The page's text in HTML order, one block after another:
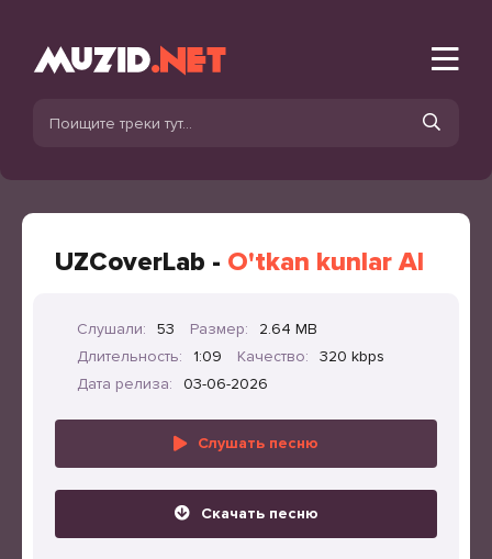
UZCoverLab - O'tkan kunlar AI
Слушали: 53 Размер:
2.64 MB
Длительность:
1:09 Качество:
320 kbps
Дата релиза:
03-06-2026
Слушать песню
Скачать песню